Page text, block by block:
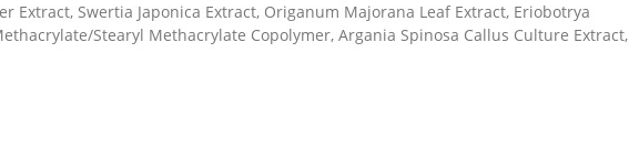
Extract, Swertia Japonica Extract, Origanum Majorana Leaf Extract, Eriobotrya
Stearyl Methacrylate Copolymer, Argania Spinosa Callus Culture Extract,